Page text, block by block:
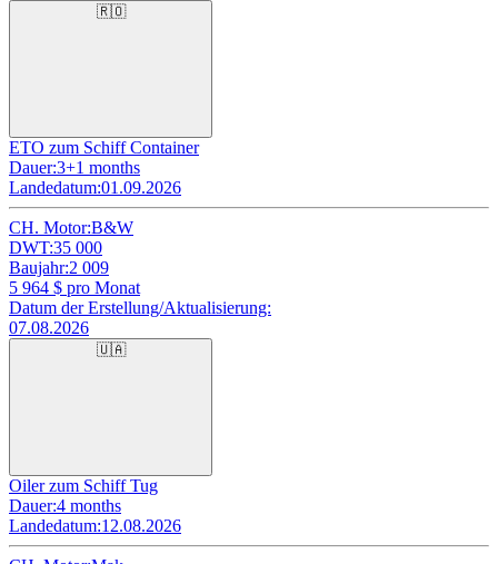
🇷🇴
ETO zum Schiff Container
Dauer:3+1 months
Landedatum:01.09.2026
CH. Motor:B&W
DWT:35 000
Baujahr:2 009
5 964 $ pro Monat
Datum der Erstellung/Aktualisierung:
07.08.2026
🇺🇦
Oiler zum Schiff Tug
Dauer:4 months
Landedatum:12.08.2026